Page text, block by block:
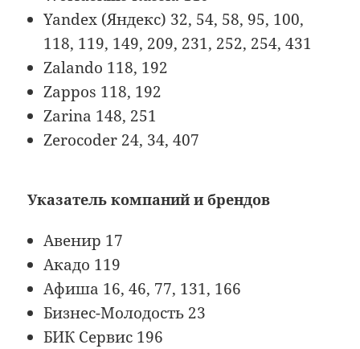
Yandex (Яндекс) 32, 54, 58, 95, 100,
118, 119, 149, 209, 231, 252, 254, 431
Zalando 118, 192
Zappos 118, 192
Zarina 148, 251
Zerocoder 24, 34, 407
Указатель компаний и брендов
Авенир 17
Акадо 119
Афиша 16, 46, 77, 131, 166
Бизнес-Молодость 23
БИК Сервис 196